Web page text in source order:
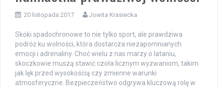
20 listopada 2017 Jowita Krasiecka
Skoki spadochronowe to nie tylko sport, ale prawdziwa
podróż ku wolności, która dostarcza niezapomnianych
emocji i adrenaliny. Choć wielu z nas marzy o lataniu,
skoczkowie muszą stawić czoła licznym wyzwaniom, takim
jak lęk przed wysokością czy zmienne warunki
atmosferyczne. Bezpieczeństwo odgrywa kluczową rolę w